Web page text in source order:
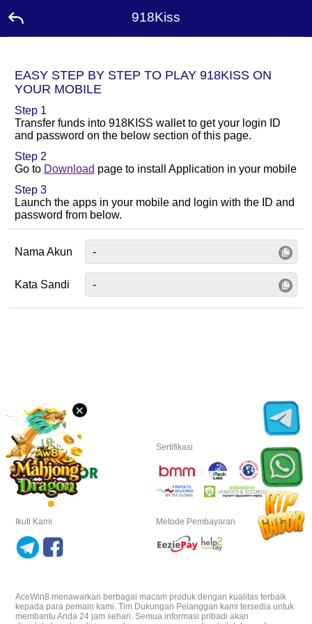
×
918Kiss
EASY STEP BY STEP TO PLAY 918KISS ON
YOUR MOBILE
Step 1
Transfer funds into 918KISS wallet to get your login ID
and password on the below section of this page.
Step 2
Go to Download page to install Application in your mobile
Step 3
Launch the apps in your mobile and login with the ID and
password from below.
Nama Akun
Kata Sandi
Duta
Papan
Bahasa
Desktop
Afiliasi
Lisensi oleh Sertifikasi
Metode Pembayaran
Ikuti Kami
AceWin8 menawarkan berbagai macam produk dengan kualitas terbaik
kepada para pemain kami. Tim Dukungan Pelanggan kami tersedia untuk
membantu Anda 24 jam sehari. Semua informasi pribadi akan